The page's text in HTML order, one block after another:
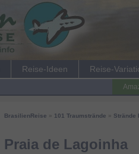
Reise-Ideen Reise-
BrasilienReise 101 Traumstrände Strände
Praia de Lagoinha